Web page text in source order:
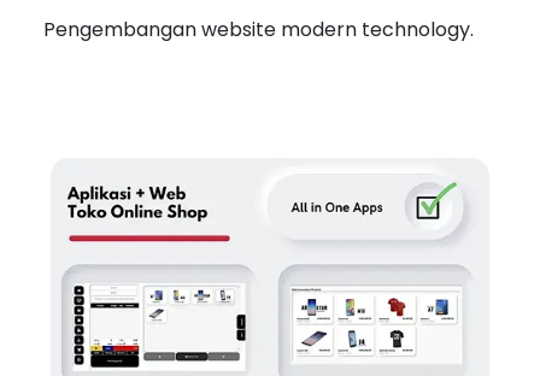
Pengembangan website modern technology.